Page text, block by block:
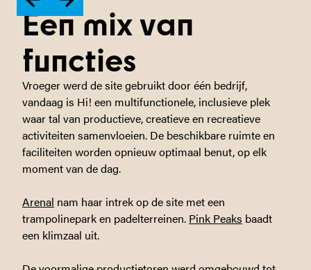
Een mix van
functies
Vroeger werd de site gebruikt door één bedrijf,
vandaag is Hi! een multifunctionele, inclusieve plek
waar tal van productieve, creatieve en recreatieve
activiteiten samenvloeien. De beschikbare ruimte en
faciliteiten worden opnieuw optimaal benut, op elk
moment van de dag.
Arenal nam haar intrek op de site met een
trampolinepark en padelterreinen. Pink Peaks baadt
een klimzaal uit.